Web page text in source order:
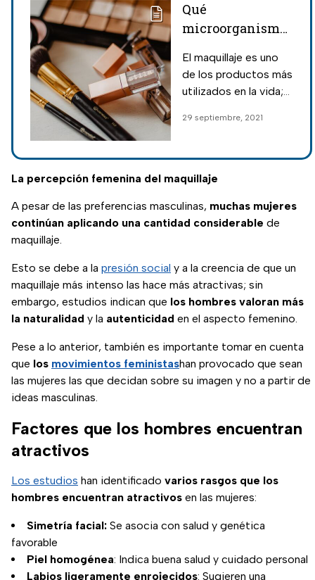
Qué
microorganismos
maquillaje; ¿son
peligrosos?
El maquillaje es uno
de los productos más
utilizados en la vida;
ser hogar de miles de
29 septiembre, 2021
La percepción femenina del maquillaje
A pesar de las preferencias masculinas, muchas mujeres
continúan aplicando una cantidad considerable de
maquillaje.
Esto se debe a la presión social y a la creencia de que un
maquillaje más intenso las hace más atractivas; sin
embargo, estudios indican que los hombres valoran más
la naturalidad y la autenticidad en el aspecto femenino.
Pese a lo anterior, también es importante tomar en cuenta
que los movimientos feministashan provocado que sean
las mujeres las que decidan sobre su imagen y no a partir de
ideas masculinas.
Factores que los hombres encuentran
atractivos
Los estudios han identificado varios rasgos que los
hombres encuentran atractivos en las mujeres:
Simetría facial: Se asocia con salud y genética
favorable
Piel homogénea: Indica buena salud y cuidado personal
Labios ligeramente enrojecidos: Sugieren una